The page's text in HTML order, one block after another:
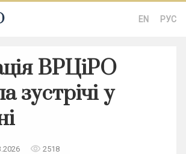
EN РУС
ВРЦіРО
зустрічі у
remove_red_eye 2518